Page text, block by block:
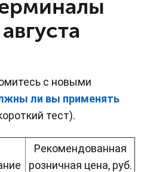
с новыми
ли вы применять
тест).
Рекомендованная
розничная цена, руб.